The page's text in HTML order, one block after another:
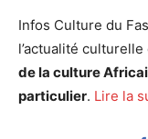
Infos Culture du
l’actualité
de la culture
particulier. Lire la